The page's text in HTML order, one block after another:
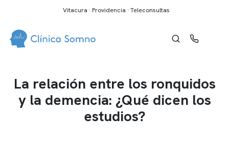
Vitacura · Providencia · Teleconsultas
La relación entre los ronquidos
y la demencia: ¿Qué dicen los
estudios?